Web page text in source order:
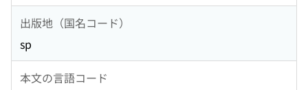
出版地（国名コード）
sp
本文の言語コード